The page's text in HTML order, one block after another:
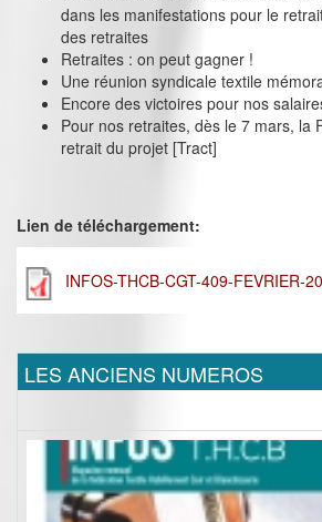
dans les manifestations pour le
des retraites
Retraites : on peut gagner !
Une réunion syndicale textile
Encore des victoires pour nos
Pour nos retraites, dès le 7 mars, la
retrait du projet [Tract]
Lien de téléchargement:
INFOS-THCB-CGT-409-FEVRIER-
LES ANCIENS NUMEROS